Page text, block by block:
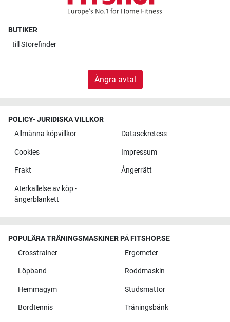
BUTIKER
till Storefinder
Ångra avtal
POLICY- JURIDISKA VILLKOR
Allmänna köpvillkor
Datasekretess
Cookies Impressum
Frakt Ångerrätt
Återkallelse av köp -
ångerblankett
POPULÄRA TRÄNINGSMASKINER PÅ FITSHOP.SE
Crosstrainer
Ergometer
Löpband Roddmaskin
Hemmagym Studsmattor
Bordtennis Träningsbänk